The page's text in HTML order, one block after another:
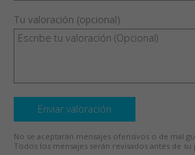
Tu valoración (opcional)
Enviar valoración
No se aceptarán mensajes ofensivos o de mal
Todos los mensajes serán revisados antes de su